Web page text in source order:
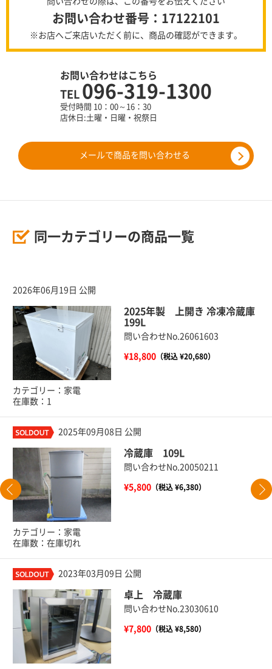
お問い合わせ番号：17122101
※お店へご来店いただく前に、商品の確認ができます。
お問い合わせはこちら
TEL 096-319-1300
受付時間 10：00～16：30
店休日:土曜・日曜・祝祭日
メールで商品を問い合わせる
同一カテゴリーの商品一覧
2026年06月19日 公開
2025年製 上開き 冷凍冷蔵庫
199L
問い合わせNo.26061603
¥18,800（税込 ¥20,680）
カテゴリー：家電
在庫数：1
2025年09月08日 公開
冷蔵庫 109L
問い合わせNo.20050211
¥5,800（税込 ¥6,380）
カテゴリー：家電
在庫数：在庫切れ
2023年03月09日 公開
卓上 冷蔵庫
問い合わせNo.23030610
¥7,800（税込 ¥8,580）